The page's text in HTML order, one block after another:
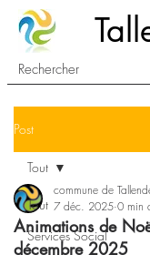
Post
Tout
Services Social
Tout
Animations de
décembre 2025
commune de
7 déc. 2025 0 min